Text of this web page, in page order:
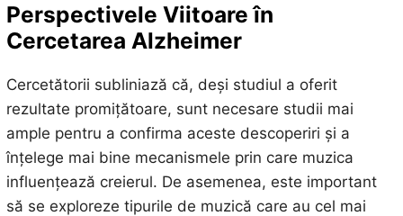
Perspectivele Viitoare în
Cercetarea Alzheimer
Cercetătorii subliniază că, deși studiul a oferit
rezultate promițătoare, sunt necesare studii mai
ample pentru a confirma aceste descoperiri și a
înțelege mai bine mecanismele prin care muzica
influențează creierul. De asemenea, este important
să se exploreze tipurile de muzică care au cel mai